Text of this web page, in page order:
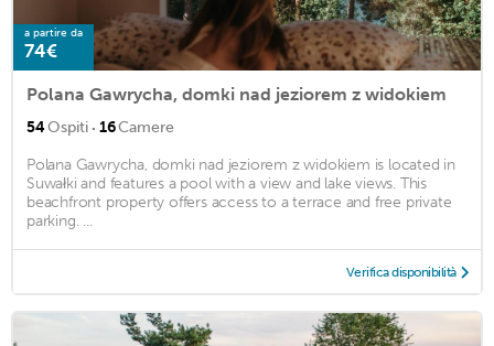
a partire da
74€
Polana Gawrycha, domki nad jeziorem z widokiem
54Ospiti · 16Camere
Polana Gawrycha, domki nad jeziorem z widokiem is located in
Suwałki and features a pool with a view and lake views. This
beachfront property offers access to a terrace and free private
parking. ...
Verifica disponibilità